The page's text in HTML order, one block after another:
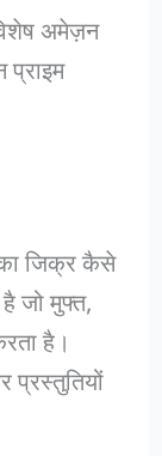
अमेज़न
जिक्र कैसे
जो मुफ्त,
है।
प्रस्तुतियों